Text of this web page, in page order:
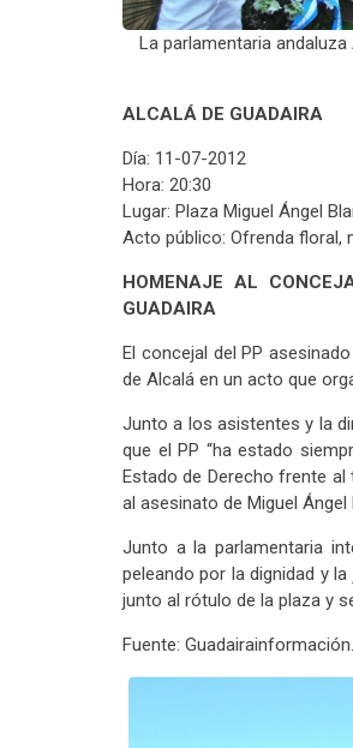
La parlamentaria
ALCALÁ DE GUADAIRA
Día: 11-07-2012
Hora: 20:30
Lugar: Plaza Miguel Ángel
Acto público: Ofrenda floral,
HOMENAJE AL
GUADAIRA
El concejal del PP
de Alcalá en un acto que
Junto a los asistentes y la
que el PP “ha estado
Estado de Derecho frente
al asesinato de Miguel
Junto a la parlamentaria
peleando por la dignidad y
junto al rótulo de la plaza y
Fuente: